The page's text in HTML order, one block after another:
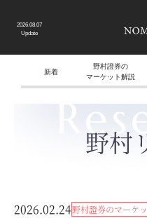
2026.08.07
Update
新着
野村證券の
マーケット解説
野村
2026.02.24野村證券のマーケ